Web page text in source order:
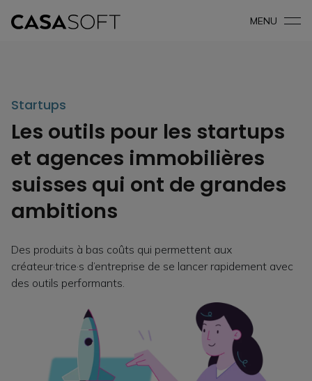
MENU
Startups
Les outils pour les startups
et agences immobilières
suisses qui ont de grandes
ambitions
Des produits à bas coûts qui permettent aux
créateur·trice·s d’entreprise de se lancer rapidement avec
des outils performants.